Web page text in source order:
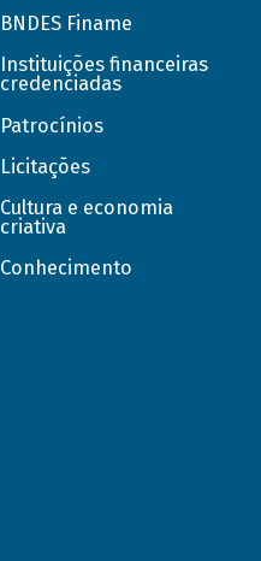
BNDES Finame
Instituições financeiras
credenciadas
Patrocínios
Licitações
Cultura e economia
criativa
Conhecimento